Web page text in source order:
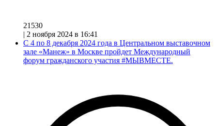
21530
| 2 ноября 2024 в 16:41
С 4 по 8 декабря 2024 года в Центральном выставочном
зале «Манеж» в Москве пройдет Международный
форум гражданского участия #МЫВМЕСТЕ.